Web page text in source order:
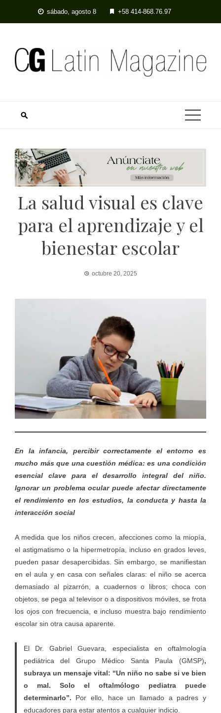
sábado, agosto 8 +58 414-868.76.97
La salud visual es clave
para el aprendizaje y el
bienestar escolar
octubre 20, 2025
En la infancia, percibir correctamente el entorno es
mucho más que una cuestión médica: es una condición
esencial clave para el desarrollo integral del niño.
Ignorar un problema ocular puede afectar directamente
el rendimiento en los estudios, la conducta y hasta la
interacción social
A medida que los niños crecen, afecciones como la miopía,
el astigmatismo o la hipermetropía, incluso en grados leves,
pueden pasar desapercibidas. Sin embargo, se manifiestan
en el aula y en casa con señales claras: el niño se acerca
demasiado al pizarrón, a cuadernos o libros; choca con
objetos, se pega al televisor o a dispositivos móviles, se frota
los ojos con frecuencia, e incluso muestra bajo rendimiento
escolar sin otra causa aparente.
El Dr. Gabriel Guevara, especialista en oftalmología
pediátrica del Grupo Médico Santa Paula (GMSP),
subraya un mensaje vital: “Un niño no sabe si ve bien
o mal. Solo el oftalmólogo pediatra puede
determinarlo”. Por ello, hace un llamado a padres y
educadores para estar atentos a cualquier indicio.